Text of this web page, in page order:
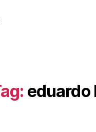
eduardo